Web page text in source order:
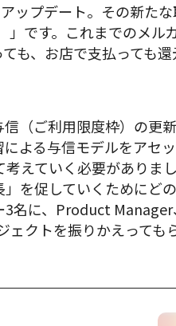
ップデート。その新た
です。これまでのメル
も、お店で支払っても
（ご利用限度枠）の更
よる与信モデルをアセ
えていく必要がありま
を促していくためにど
に、Product Manager
クトを振りかえっても